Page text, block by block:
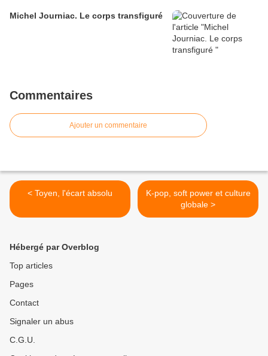
Michel Journiac. Le corps transfiguré
Commentaires
Ajouter un commentaire
< Toyen, l'écart absolu
K-pop, soft power et culture
globale >
Hébergé par Overblog
Top articles
Pages
Contact
Signaler un abus
C.G.U.